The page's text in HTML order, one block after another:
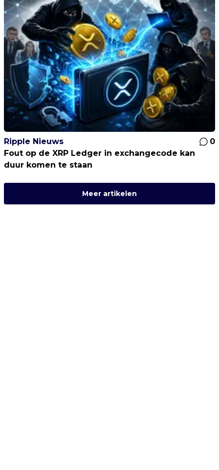
Ripple Nieuws
0
Fout op de XRP Ledger in exchangecode kan
duur komen te staan
Meer artikelen